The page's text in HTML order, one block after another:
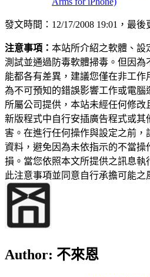
發文時間：12/17/2008 19:01，最後
注意事項： 本站所介紹之軟體、設
測試並通過防毒軟體掃毒。但因
能都各有差異，建議您僅在非工作
為不可預知的錯誤影響工作或電腦
所屬公司提供，本站未經任何修
新版程式中自行安插廣告程式或其
害。在進行任何操作與設定之前
資料，避免因為未依指示的不當操
損。當您依照本文所提供之訊息執
此注意事項並同意自行承擔可能之
Author: 不來恩